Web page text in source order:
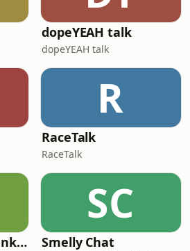
dopeYEAH talk
dopeYEAH talk
R
RaceTalk
RaceTalk
S klackem proti tankům
SC
Smelly Chat